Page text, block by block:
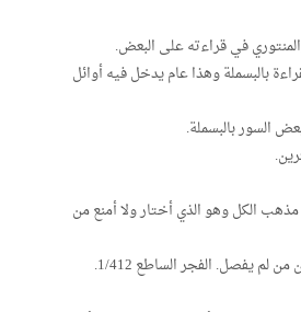
في قراءته على البعض.
بالبسملة وهذا عام يدخل فيه أوائل
السور بالبسملة.
الكل وهو الذي أختار ولا أمنع من
يفصل. الفجر الساطع 1/412.